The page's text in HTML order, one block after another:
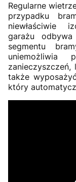
Regularne
przypadku
niewłaściwie
garażu
segmentu
uniemożliwia
zanieczyszczeń,
także
który